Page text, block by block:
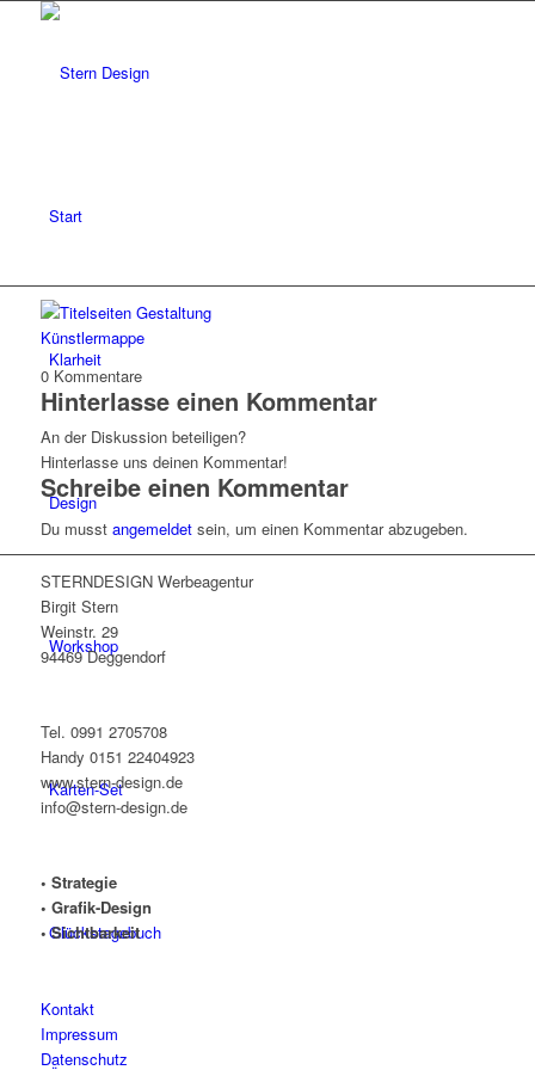
Start
Klarheit
Design
Workshop
Karten-Set
Glückstagebuch
0 Kommentare
Hinterlasse einen Kommentar
An der Diskussion beteiligen?
Hinterlasse uns deinen Kommentar!
Schreibe einen Kommentar
Du musst angemeldetsein, um einen Kommentar abzugeben.
STERNDESIGN Werbeagentur
Birgit Stern
Weinstr. 29
94469 Deggendorf
Tel. 0991 2705708
Handy 0151 22404923
www.stern-design.de
info@stern-design.de
• Strategie
• Grafik-Design
• Sichtbarkeit
Kontakt
Impressum
Datenschutz